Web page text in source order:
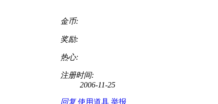
金币:
奖励:
热心:
注册时间:
2006-11-25
回复 使用道具 举报